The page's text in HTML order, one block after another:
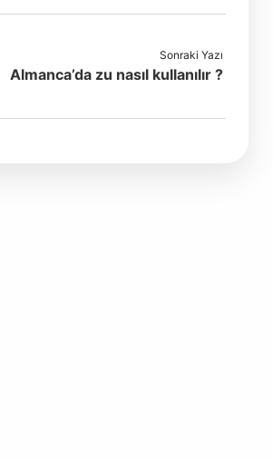
Sonraki Yazı
Almanca’da zu nasıl kullanılır ?